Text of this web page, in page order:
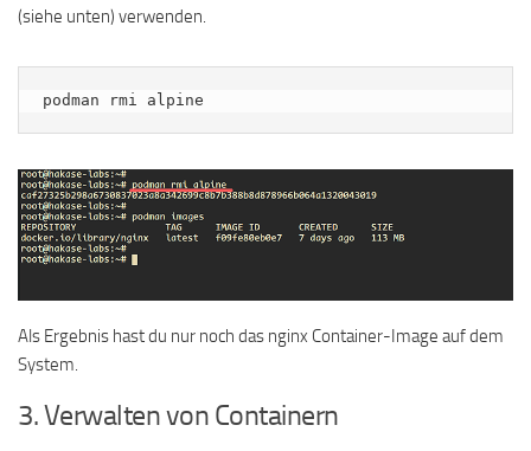
(siehe unten) verwenden.
podman rmi alpine
Als Ergebnis hast du nur noch das nginx Container-Image auf dem
System.
3. Verwalten von Containern